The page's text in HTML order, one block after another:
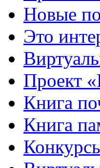
Новые
Это
Проект
Книга
Книга